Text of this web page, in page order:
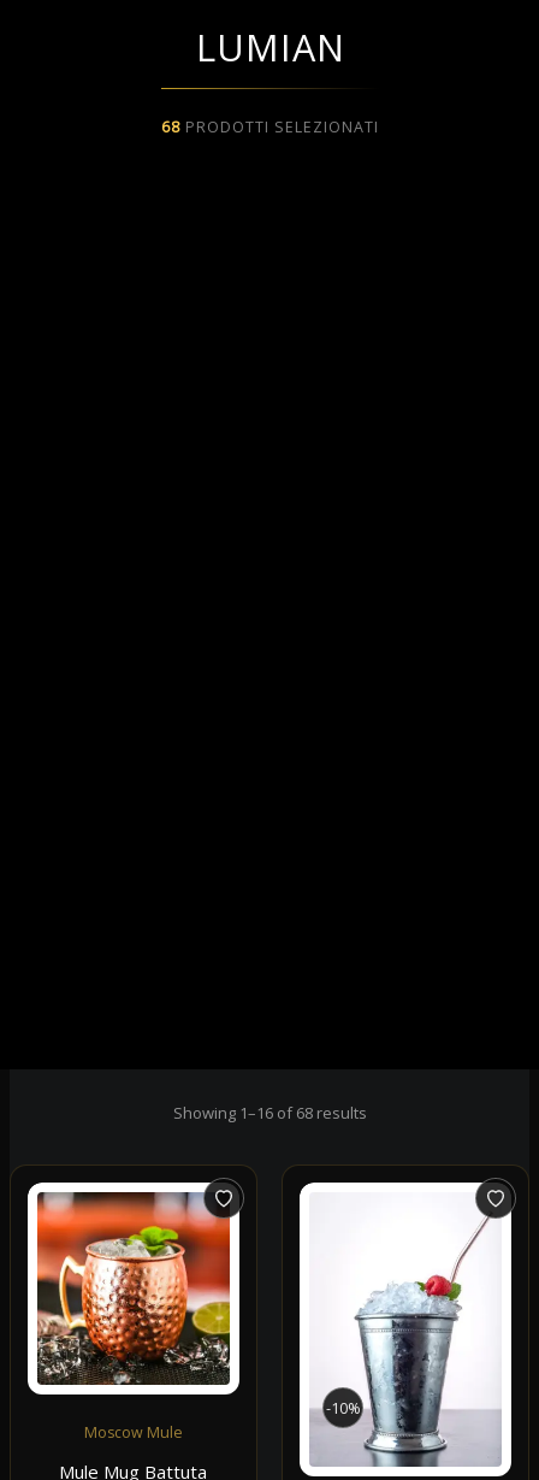
LUMIAN
68PRODOTTI SELEZIONATI
Showing 1–16 of 68 results
Moscow Mule
Mule Mug Battuta
-10%